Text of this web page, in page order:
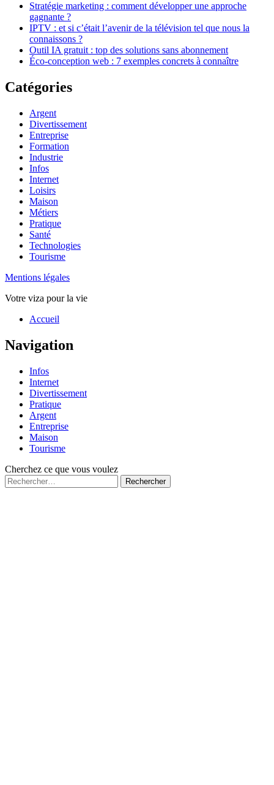
Stratégie marketing : comment développer une approche
gagnante ?
IPTV : et si c’était l’avenir de la télévision tel que nous la
connaissons ?
Outil IA gratuit : top des solutions sans abonnement
Éco-conception web : 7 exemples concrets à connaître
Catégories
Argent
Divertissement
Entreprise
Formation
Industrie
Infos
Internet
Loisirs
Maison
Métiers
Pratique
Santé
Technologies
Tourisme
Mentions légales
Votre viza pour la vie
Haut
page
Accueil
Navigation
Infos
Internet
Divertissement
Pratique
Argent
Entreprise
Maison
Tourisme
Cherchez ce que vous voulez
Rechercher :